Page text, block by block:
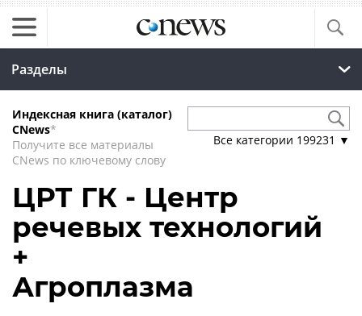
Разделы
Индексная книга (каталог)
CNews*
Получите все материалы
CNews по ключевому слову
Все категории 199231 ▼
ЦРТ ГК - Центр
речевых технологий
+
Агроплазма